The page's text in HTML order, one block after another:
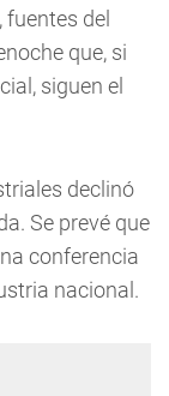
del
que, si
siguen el
declinó
Se prevé que
conferencia
nacional.